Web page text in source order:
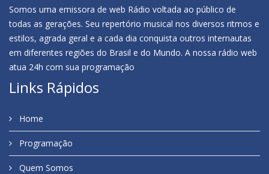
Somos uma emissora de web Rádio voltada ao público de
todas as gerações. Seu repertório musical nos diversos ritmos e
estilos, agrada geral e a cada dia conquista outros internautas
em diferentes regiões do Brasil e do Mundo. A nossa rádio web
atua 24h com sua programação
Links Rápidos
Home
Programação
Quem Somos